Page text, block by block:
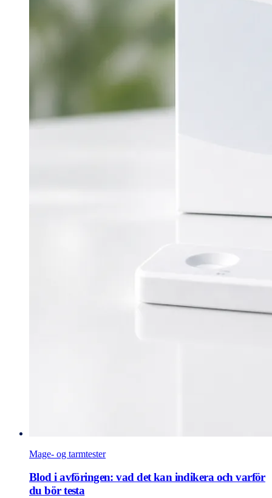
Mage- og tarmtester
Blod i avföringen: vad det kan indikera och varför
du bör testa